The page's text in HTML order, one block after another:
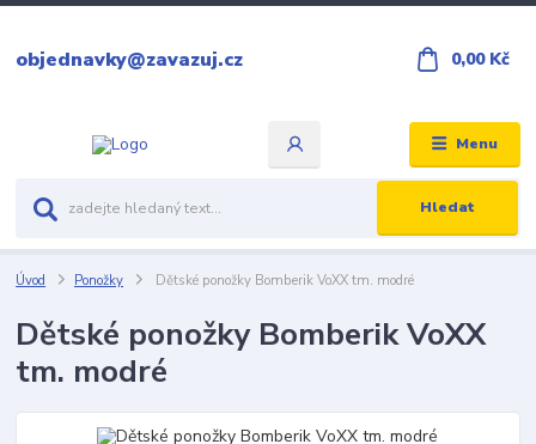
Menu
Hledat
objednavky@zavazuj.cz 0,00 Kč
Úvod Ponožky Dětské ponožky Bomberik VoXX tm. modré
Dětské ponožky Bomberik VoXX
tm. modré